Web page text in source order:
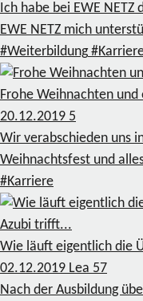
Ich habe bei EWE
EWE NETZ mich
#Weiterbildung
Frohe Weihnachten und
20.12.2019 5
Wir verabschieden uns
Weihnachtsfest und
#Karriere
Azubi trifft...
Wie läuft eigentlich die
02.12.2019 Lea 57
Nach der Ausbildung